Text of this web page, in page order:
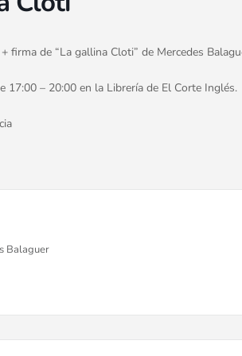
firma de “La gallina Cloti” de Mercedes
17:00 – 20:00 en la Librería de El Corte Inglés.
Balaguer